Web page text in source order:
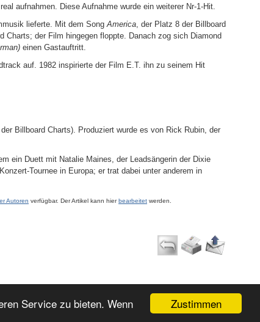
Zustimmen
Service zu bieten. Wenn
aufnahmen. Diese Aufnahme wurde ein weiterer Nr-1-Hit.
lieferte. Mit dem Song America , der Platz 8 der Billboard
Charts; der Film hingegen floppte. Danach zog sich Diamond
einen Gastauftritt.
auf. 1982 inspirierte der Film E.T. ihn zu seinem Hit
Billboard Charts). Produziert wurde es von Rick Rubin, der
ein Duett mit Natalie Maines, der Leadsängerin der Dixie
Tournee in Europa; er trat dabei unter anderem in
Autoren verfügbar. Der Artikel kann hierbearbeitet werden.
|| Login